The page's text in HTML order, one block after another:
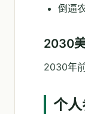
倒逼
2030
2030年
个